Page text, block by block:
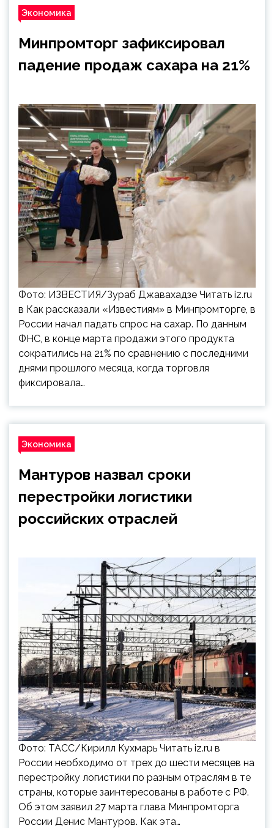
Экономика
Минпромторг зафиксировал
падение продаж сахара на 21%
Фото: ИЗВЕСТИЯ/Зураб Джавахадзе Читать iz.ru
в Как рассказали «Известиям» в Минпромторге, в
России начал падать спрос на сахар. По данным
ФНС, в конце марта продажи этого продукта
сократились на 21% по сравнению с последними
днями прошлого месяца, когда торговля
фиксировала…
Экономика
Мантуров назвал сроки
перестройки логистики
российских отраслей
Фото: ТАСС/Кирилл Кухмарь Читать iz.ru в
России необходимо от трех до шести месяцев на
перестройку логистики по разным отраслям в те
страны, которые заинтересованы в работе с РФ.
Об этом заявил 27 марта глава Минпромторга
России Денис Мантуров. Как эта…